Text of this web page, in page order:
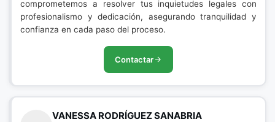
comprometemos a resolver tus inquietudes legales con
profesionalismo y dedicación, asegurando tranquilidad y
confianza en cada paso del proceso.
Contactar
VANESSA RODRÍGUEZ SANABRIA